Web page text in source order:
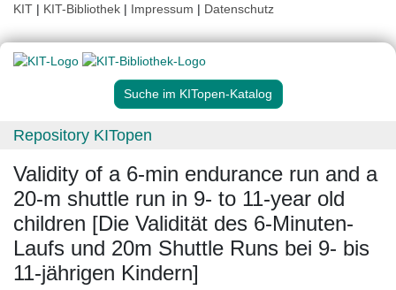
KIT | KIT-Bibliothek | Impressum | Datenschutz
Suche im KITopen-Katalog
Repository KITopen
Validity of a 6-min endurance run and a
20-m shuttle run in 9- to 11-year old
children [Die Validität des 6-Minuten-
Laufs und 20m Shuttle Runs bei 9- bis
11-jährigen Kindern]